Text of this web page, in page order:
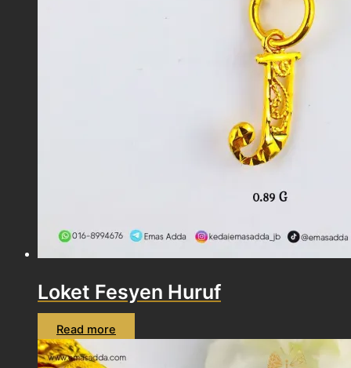
Loket Fesyen Huruf
Read more